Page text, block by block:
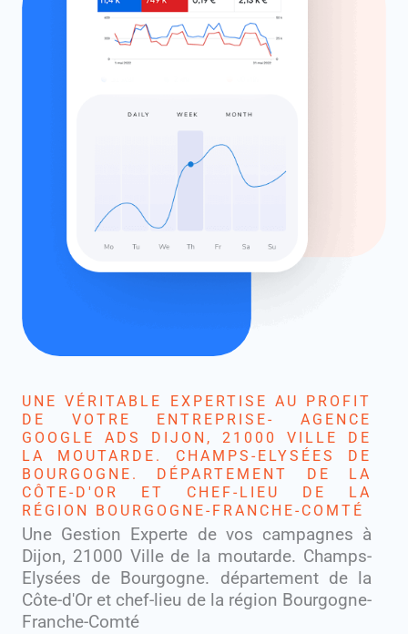
UNE VÉRITABLE EXPERTISE AU PROFIT
DE VOTRE ENTREPRISE- AGENCE
GOOGLE ADS DIJON, 21000 VILLE DE
LA MOUTARDE. CHAMPS-ELYSÉES DE
BOURGOGNE. DÉPARTEMENT DE LA
CÔTE-D'OR ET CHEF-LIEU DE LA
RÉGION BOURGOGNE-FRANCHE-COMTÉ
Une Gestion Experte de vos campagnes à
Dijon, 21000 Ville de la moutarde. Champs-
Elysées de Bourgogne. département de la
Côte-d'Or et chef-lieu de la région Bourgogne-
Franche-Comté